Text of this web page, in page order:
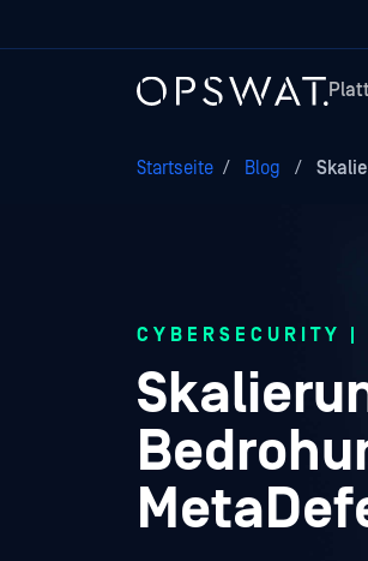
Startseite / Blog /
CYBERSECURITY |